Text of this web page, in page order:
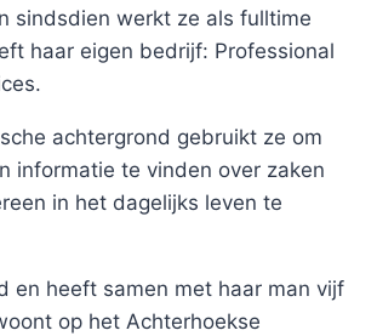
sindsdien werkt ze als fulltime
haar eigen bedrijf: Professional
achtergrond gebruikt ze om
informatie te vinden over zaken
in het dagelijks leven te
en heeft samen met haar man vijf
op het Achterhoekse